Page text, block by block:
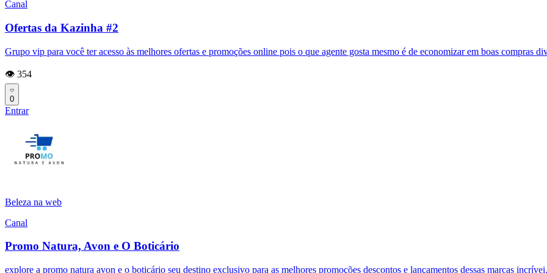
Canal
Ofertas da Kazinha #2
Grupo vip para você ter acesso às melhores ofertas e promoções online pois o que agente gosta mesmo é de economizar em boas compras
👁️ 354
0
Entrar
Beleza na web
Canal
Promo Natura, Avon e O Boticário
explore a promo natura avon e o boticário seu destino exclusivo para as melhores promoções descontos e lançamentos dessas marcas